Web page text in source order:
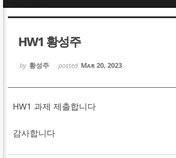
HW1 황성주
by 황성주 posted Mar 20, 2023
HW1 과제 제출합니다
감사합니다
Sketchbook5, 스케치북5
Sketchbook5, 스케치북5
Sketchbook5, 스케치북5
Sketchbook5, 스케치북5